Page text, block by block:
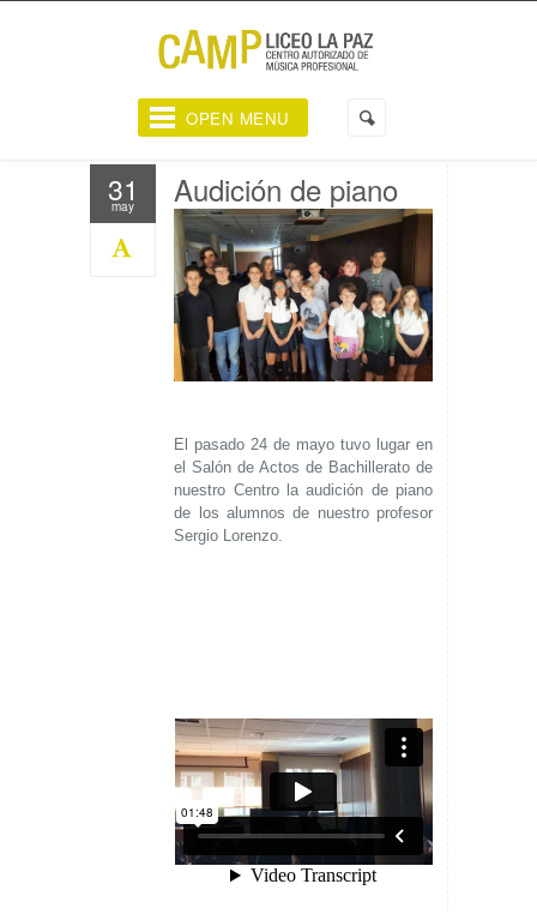
OPEN MENU
31
may Audición de piano
El pasado 24 de mayo tuvo lugar en
el Salón de Actos de Bachillerato de
nuestro Centro la audición de piano
de los alumnos de nuestro profesor
Sergio Lorenzo.